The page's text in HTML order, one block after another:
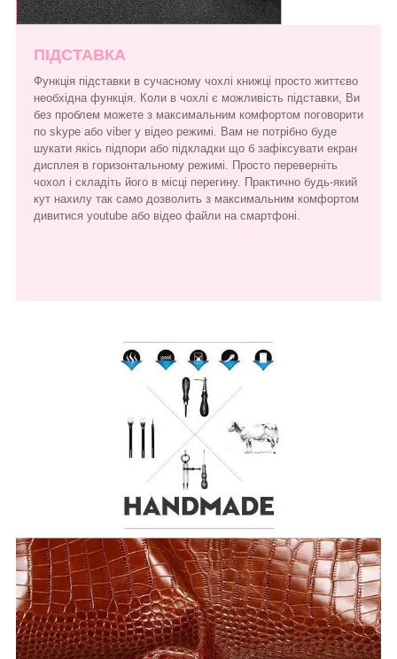
ПІДСТАВКА
Функція підставки в сучасному чохлі книжці просто життєво
необхідна функція. Коли в чохлі є можливість підставки, Ви
без проблем можете з максимальним комфортом поговорити
по skype або viber у відео режимі. Вам не потрібно буде
шукати якісь підпори або підкладки що б зафіксувати екран
дисплея в горизонтальному режимі. Просто переверніть
чохол і складіть його в місці перегину. Практично будь-який
кут нахилу так само дозволить з максимальним комфортом
дивитися youtube або відео файли на смартфоні.